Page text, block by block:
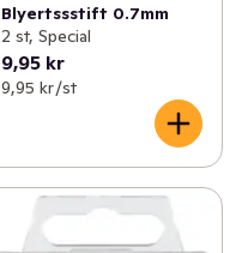
Blyertssstift 0.7mm
2 st, Special
9,95 kr
9,95 kr /st